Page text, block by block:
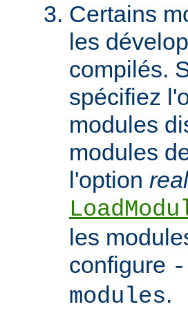
Certains
les
compilés.
spécifiez
modules
modules
l'option
les
configure
modules.